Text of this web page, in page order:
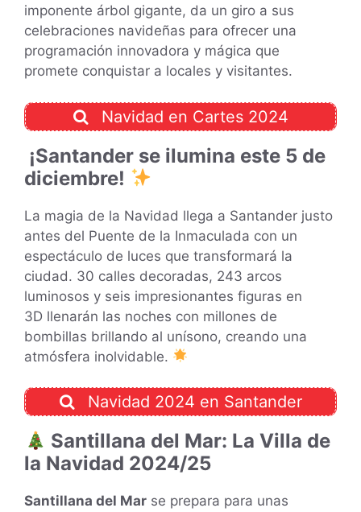
imponente árbol gigante, da un giro a sus
celebraciones navideñas para ofrecer una
programación innovadora y mágica que
promete conquistar a locales y visitantes.
Navidad en Cartes 2024
¡Santander se ilumina este 5 de
diciembre!
La magia de la Navidad llega a Santander justo
antes del Puente de la Inmaculada con un
espectáculo de luces que transformará la
ciudad. 30 calles decoradas, 243 arcos
luminosos y seis impresionantes figuras en
3D llenarán las noches con millones de
bombillas brillando al unísono, creando una
atmósfera inolvidable.
Navidad 2024 en Santander
Santillana del Mar: La Villa de
la Navidad 2024/25
Santillana del Mar se prepara para unas